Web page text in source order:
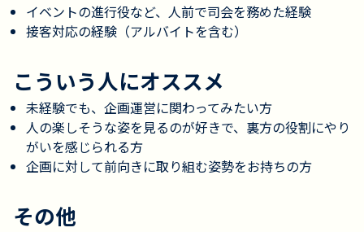
イベントの進行役など、人前で司会を務めた経験
接客対応の経験（アルバイトを含む）
こういう人にオススメ
未経験でも、企画運営に関わってみたい方
人の楽しそうな姿を見るのが好きで、裏方の役割にやり
がいを感じられる方
企画に対して前向きに取り組む姿勢をお持ちの方
その他